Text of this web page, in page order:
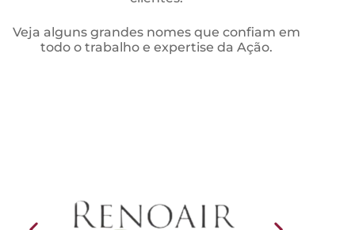
Veja alguns grandes nomes que confiam em
todo o trabalho e expertise da Ação.